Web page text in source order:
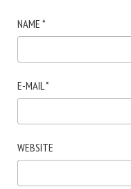
NAME *
E-MAIL*
WEBSITE